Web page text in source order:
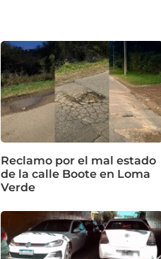
Reclamo por el mal estado
de la calle Boote en Loma
Verde